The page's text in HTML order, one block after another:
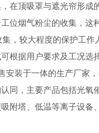
在顶吸罩与遮光帘形成
位烟气粉尘的收集，这
，较大程度的保护工
根据用户要求及工况选
装于一体的生产厂家
同，主要产品包括光氧
附塔、低温等离子设备